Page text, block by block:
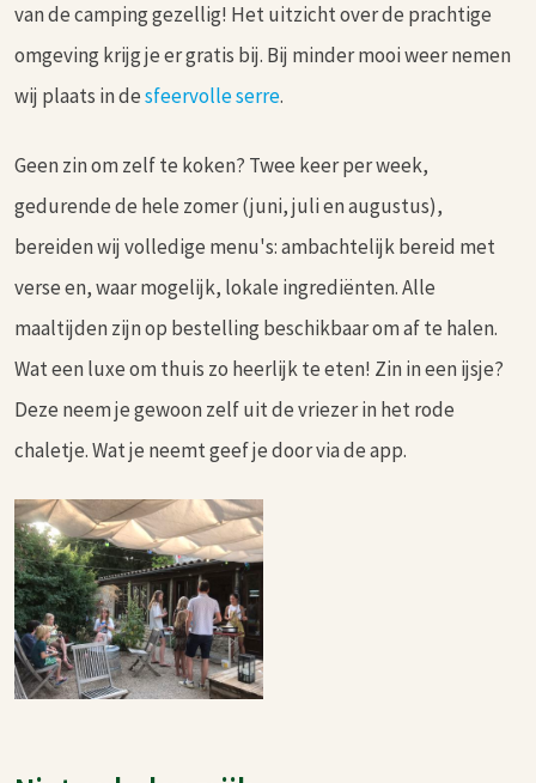
van de camping gezellig! Het uitzicht over de prachtige
omgeving krijg je er gratis bij. Bij minder mooi weer nemen
wij plaats in desfeervolle serre.
Geen zin om zelf te koken? Twee keer per week,
gedurende de hele zomer (juni, juli en augustus),
bereiden wij volledige menu's: ambachtelijk bereid met
verse en, waar mogelijk, lokale ingrediënten. Alle
maaltijden zijn op bestelling beschikbaar om af te halen.
Wat een luxe om thuis zo heerlijk te eten! Zin in een ijsje?
Deze neem je gewoon zelf uit de vriezer in het rode
chaletje. Wat je neemt geef je door via de app.